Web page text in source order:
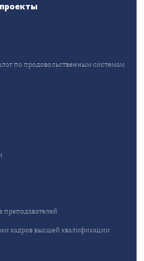
по продовольственным системам
преподавателей
кадров высшей квалификации